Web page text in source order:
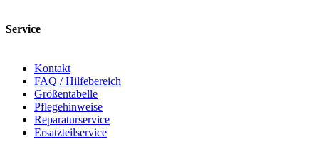
Service
Kontakt
FAQ / Hilfebereich
Größentabelle
Pflegehinweise
Reparaturservice
Ersatzteilservice